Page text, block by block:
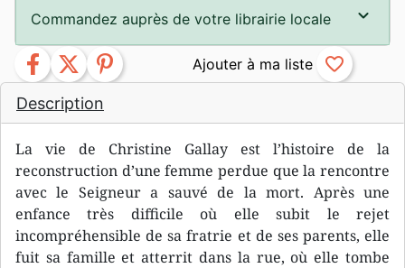
Description
La vie de Christine Gallay est l’histoire de la
reconstruction d’une femme perdue que la rencontre
avec le Seigneur a sauvé de la mort. Après une
enfance très difficile où elle subit le rejet
incompréhensible de sa fratrie et de ses parents, elle
fuit sa famille et atterrit dans la rue, où elle tombe
Commandez auprès de votre librairie locale
facebook twitter pinterest favorite_border